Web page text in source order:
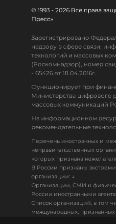
© 1993 - 2026 Все права
Пресс»
Зарегистрировано
надзору в сфере связи,
технологий и массовых
(Роскомнадзор), номер
- 65426 от 18.04.2016г.
Функционирует при
Министерства цифрового
массовых коммуникаций
На информационном
рекомендательные
Перечень иностранных и
неправительственных
которых признана
В России признаны
организации: ↓
Организации, СМИ и
России иностранными
Список организаций, в том
международных,